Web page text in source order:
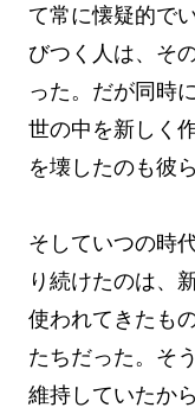
て常に懐疑的で
びつく人は、そ
った。だが同時
世の中を新しく
を壊したのも彼
そしていつの時
り続けたのは、
使われてきたも
たちだった。そ
維持していたか